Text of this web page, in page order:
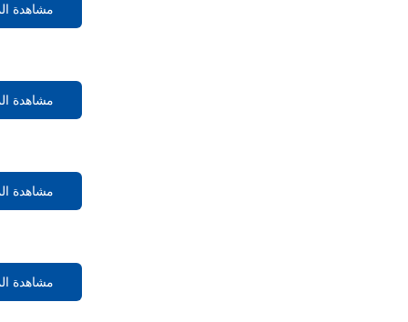
مشاهدة
مشاهدة
مشاهدة
مشاهدة